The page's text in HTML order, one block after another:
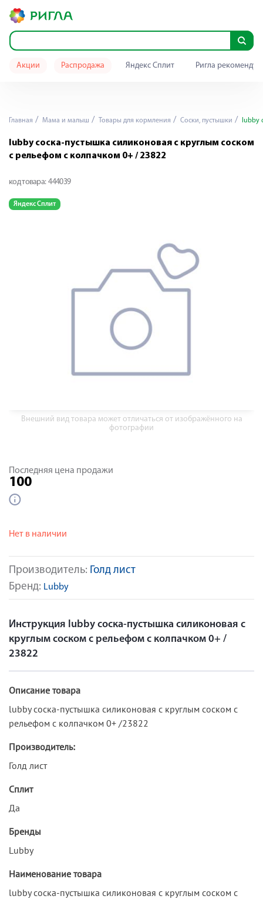
Акции Распродажа Яндекс Сплит Ригла
Главная Мама и малыш Товары для кормления Cоски, пустышки lubby
lubby соска-пустышка силиконовая с круглым соском
с рельефом с колпачком 0+ / 23822
код товара: 444039
Яндекс Сплит
Внешний вид товара может отличаться от изображённого на
фотографии
Производитель: Голд лист
Бренд: Lubby
Последняя цена продажи
100
Нет в наличии
Инструкция lubby соска-пустышка силиконовая с
круглым соском с рельефом с колпачком 0+ /
23822
Описание товара
lubby соска-пустышка силиконовая с круглым соском с
рельефом с колпачком 0+ /23822
Производитель:
Голд лист
Сплит
Да
Бренды
Lubby
Наименование товара
lubby соска-пустышка силиконовая с круглым соском с